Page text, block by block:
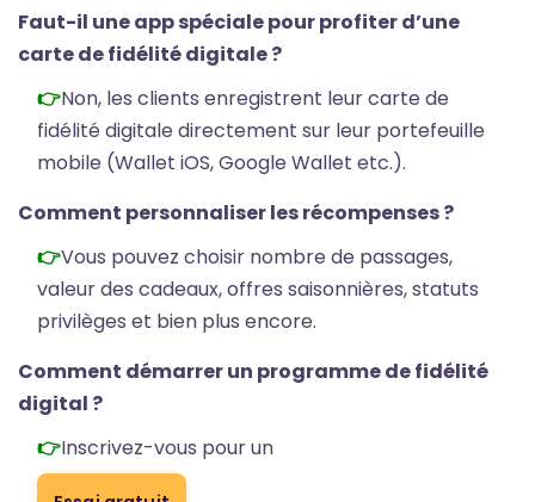
Faut-il une app spéciale pour profiter d’une
carte de fidélité digitale ?
Non, les clients enregistrent leurcarte de
fidélité digitale directement sur leur portefeuille
mobile (Wallet iOS, Google Wallet etc.).
Comment personnaliser les récompenses ?
Vous pouvez choisir nombre de passages,
valeur des cadeaux, offres saisonnières, statuts
privilèges et bien plus encore.
Comment démarrer un programme de fidélité
digital ?
Inscrivez-vous pour un